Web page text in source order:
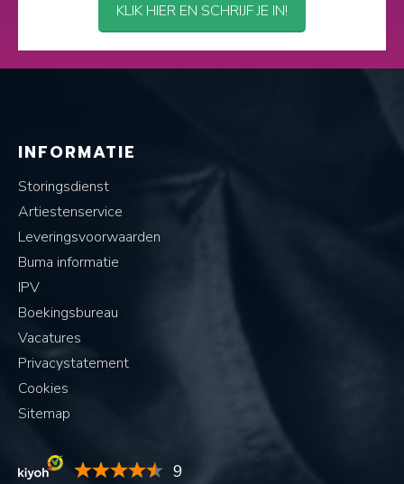
KLIK HIER EN SCHRIJF JE IN!
INFORMATIE
Storingsdienst
Artiestenservice
Leveringsvoorwaarden
Buma informatie
IPV
Boekingsbureau
Vacatures
Privacystatement
Cookies
Sitemap
9